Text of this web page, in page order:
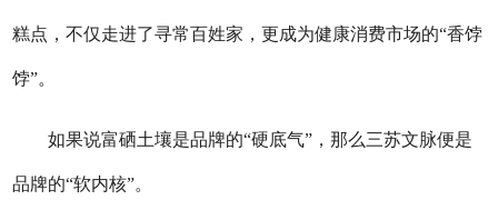
糕点，不仅走进了寻常百姓家，更成为健康消费市场的“香饽
饽”。
如果说富硒土壤是品牌的“硬底气”，那么三苏文脉便是
品牌的“软内核”。